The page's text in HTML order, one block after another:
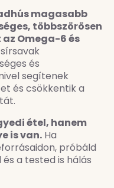
magasabb
többszörösen
Omega-6 és
és
segítenek
és csökkentik a
étel, hanem
is van. Ha
próbáld
a tested is hálás